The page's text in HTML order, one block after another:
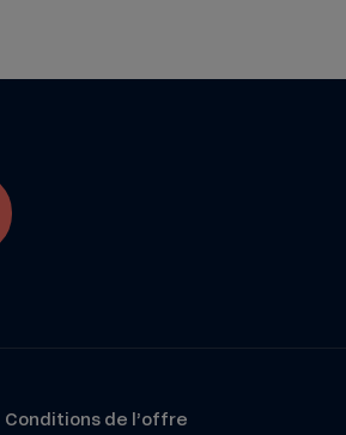
Conditions de l’offre